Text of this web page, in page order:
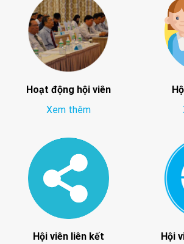
Hoạt động hội viên
Xem thêm
Hội viên liên kết
Hội